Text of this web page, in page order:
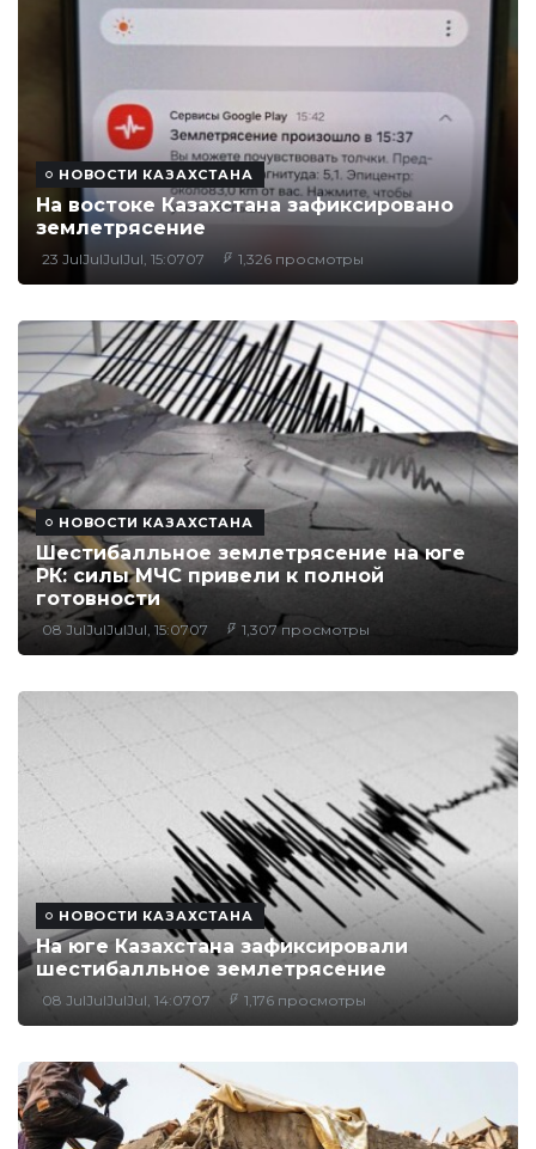
НОВОСТИ КАЗАХСТАНА
На востоке Казахстана зафиксировано
землетрясение
23 JulJulJulJul, 15:0707 1,326 просмотры
НОВОСТИ КАЗАХСТАНА
Шестибалльное землетрясение на юге
РК: силы МЧС привели к полной
готовности
08 JulJulJulJul, 15:0707 1,307 просмотры
НОВОСТИ КАЗАХСТАНА
На юге Казахстана зафиксировали
шестибалльное землетрясение
08 JulJulJulJul, 14:0707 1,176 просмотры